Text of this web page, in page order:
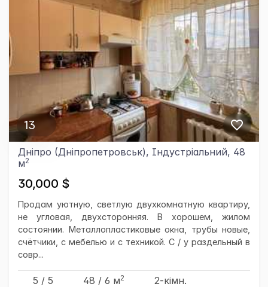
13
Дніпро (Дніпропетровськ), Індустріальний, 48
м2
30,000 $
Продам уютную, светлую двухкомнатную квартиру,
не угловая, двухсторонняя. В хорошем, жилом
состоянии. Металлопластиковые окна, трубы новые,
счётчики, с мебелью и с техникой. С / у раздельный в
совр...
5 / 5 48 / 6 м2 2-кімн.